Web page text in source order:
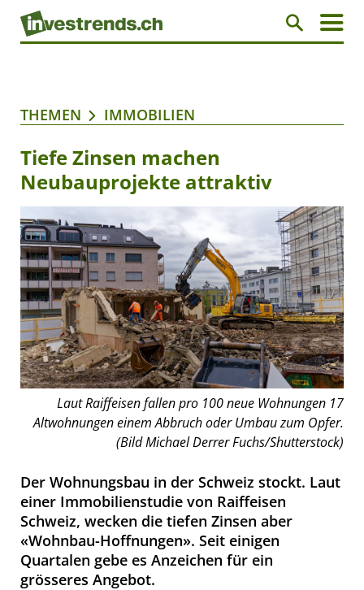
THEMEN IMMOBILIEN
Tiefe Zinsen machen
Neubauprojekte attraktiv
Laut Raiffeisen fallen pro 100 neue Wohnungen 17
Altwohnungen einem Abbruch oder Umbau zum Opfer.
(Bild Michael Derrer Fuchs/Shutterstock)
Der Wohnungsbau in der Schweiz stockt. Laut
einer Immobilienstudie von Raiffeisen
Schweiz, wecken die tiefen Zinsen aber
«Wohnbau-Hoffnungen». Seit einigen
Quartalen gebe es Anzeichen für ein
grösseres Angebot.